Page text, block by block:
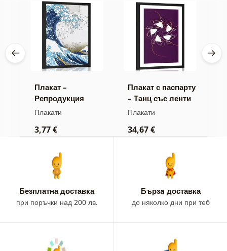
Плакат –
Репродукция
Голямата вълна
Кацушика Хокусай
Плакати
3,77 €
Плакат с паспарту
– Танц със ленти
на тъмен фон
Плакати
34,67 €
Безплатна доставка
при поръчки над 200 лв.
Бързa доставка
до няколко дни при теб